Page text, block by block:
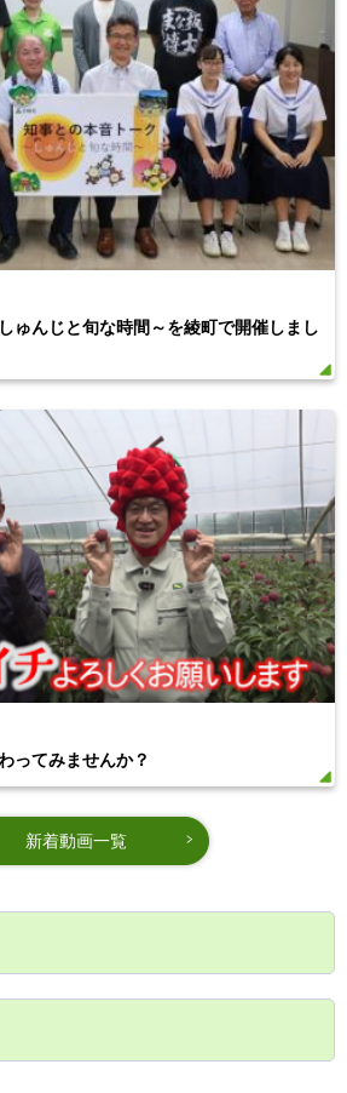
ゅんじと旬な時間～を綾町で開催しまし
ってみませんか？
新着動画一覧